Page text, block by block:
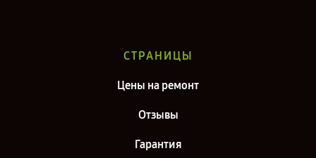
СТРАНИЦЫ
Цены на ремонт
Отзывы
Гарантия